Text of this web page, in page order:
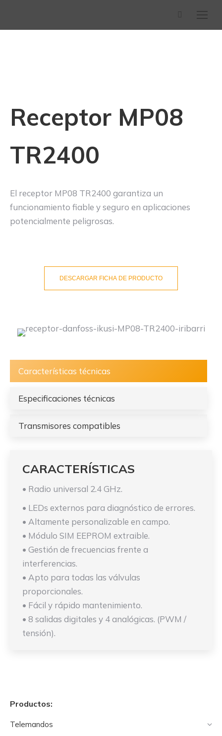
Buscar:
Receptor MP08
TR2400
El receptor MP08 TR2400 garantiza un
funcionamiento fiable y seguro en aplicaciones
potencialmente peligrosas.
DESCARGAR FICHA DE PRODUCTO
Características técnicas
Especificaciones técnicas
Transmisores compatibles
CARACTERÍSTICAS
• Radio universal 2.4 GHz.
• LEDs externos para diagnóstico de errores.
• Altamente personalizable en campo.
• Módulo SIM EEPROM extraible.
• Gestión de frecuencias frente a
interferencias.
• Apto para todas las válvulas
proporcionales.
• Fácil y rápido mantenimiento.
• 8 salidas digitales y 4 analógicas. (PWM /
tensión).
Productos:
Telemandos